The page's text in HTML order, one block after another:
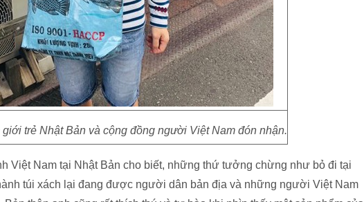
trẻ Nhật Bản và cộng đồng người Việt Nam đón nhận.
Việt Nam tại Nhật Bản cho biết, những thứ tưởng chừng như bỏ đi tại
túi xách lại đang được người dân bản địa và những người Việt Nam